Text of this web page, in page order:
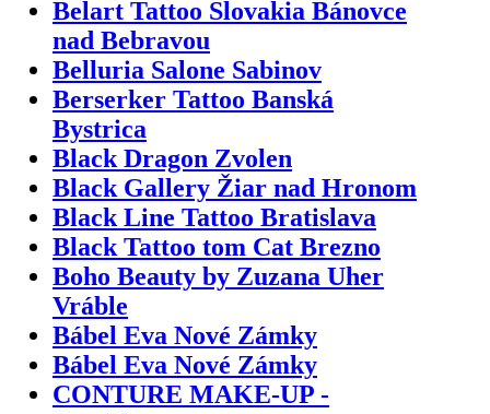
Belart Tattoo Slovakia Bánovce
nad Bebravou
Belluria Salone Sabinov
Berserker Tattoo Banská
Bystrica
Black Dragon Zvolen
Black Gallery Žiar nad Hronom
Black Line Tattoo Bratislava
Black Tattoo tom Cat Brezno
Boho Beauty by Zuzana Uher
Vráble
Bábel Eva Nové Zámky
Bábel Eva Nové Zámky
CONTURE MAKE-UP -